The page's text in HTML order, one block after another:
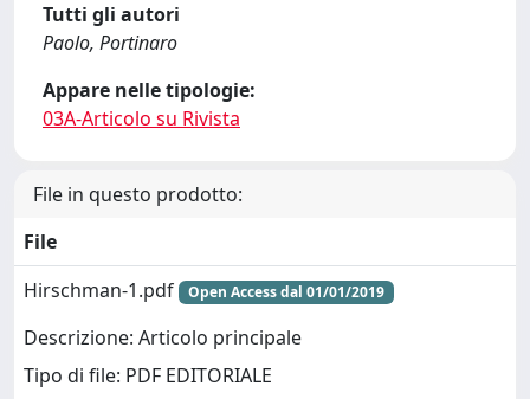
Tutti gli autori
Paolo, Portinaro
Appare nelle tipologie:
03A-Articolo su Rivista
File in questo prodotto:
File
Hirschman-1.pdf
Open Access dal 01/01/2019
Descrizione: Articolo principale
Tipo di file: PDF EDITORIALE